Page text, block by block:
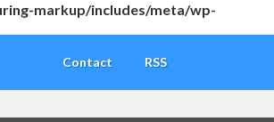
markup/includes/meta/wp-
Contact RSS